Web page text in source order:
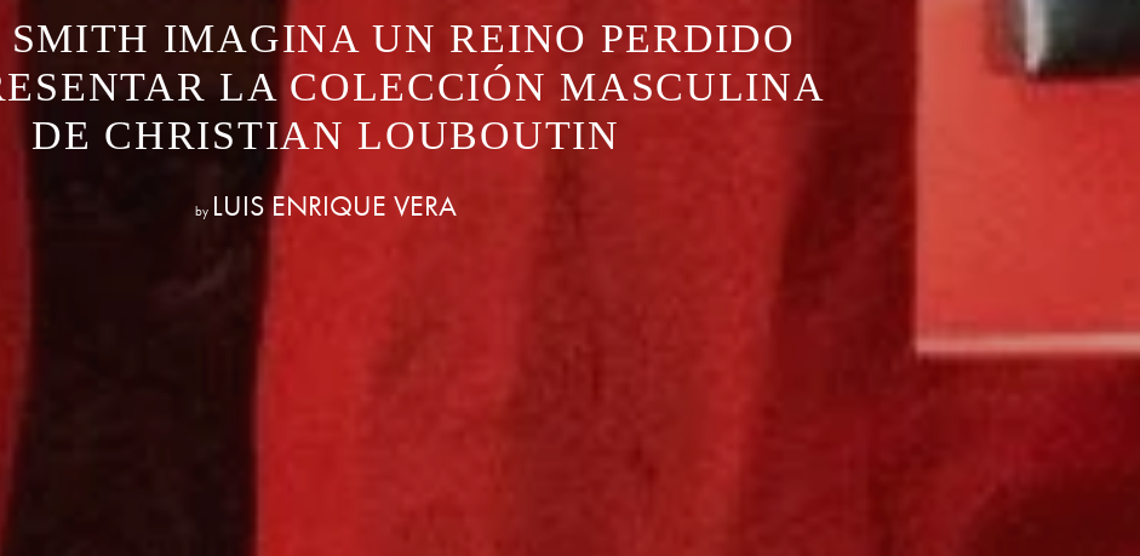
SMITH IMAGINA UN REINO PERDIDO
LA COLECCIÓN MASCULINA
DE CHRISTIAN LOUBOUTIN
by LUIS ENRIQUE VERA